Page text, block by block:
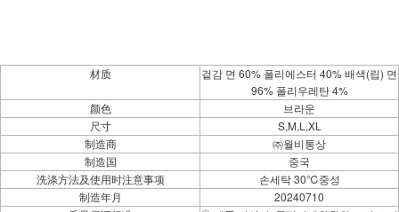
材质
겉감 면 60% 폴리에스터 40% 배색(립) 면
96% 폴리우레탄 4%
颜色
브라운
尺寸
S,M,L,XL
制造商
㈜월비통상
制造国
중국
洗涤方法及使用时注意事项
손세탁 30℃중성
制造年月
20240710